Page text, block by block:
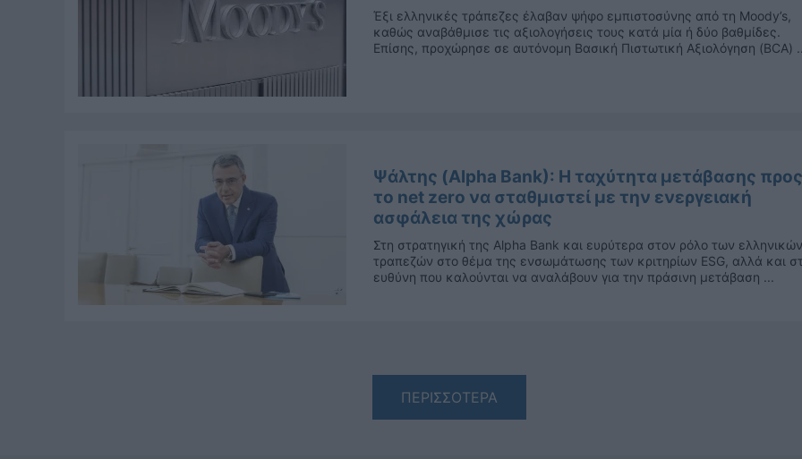
Έξι ελληνικές τράπεζες έλαβαν ψήφο εμπιστοσύνης από τη Moody’s,
καθώς αναβάθμισε τις αξιολογήσεις τους κατά μία ή δύο βαθμίδες.
Επίσης, προχώρησε σε αυτόνομη Βασική Πιστωτική Αξιολόγηση (BCA)
Ψάλτης (Alpha Bank): Η ταχύτητα μετάβασης προς
το net zero να σταθμιστεί με την ενεργειακή
ασφάλεια της χώρας
Στη στρατηγική της Alpha Bank και ευρύτερα στον ρόλο των ελληνικών
τραπεζών στο θέμα της ενσωμάτωσης των κριτηρίων ESG, αλλά και
ευθύνη που καλούνται να αναλάβουν για την πράσινη μετάβαση ...
ΠΕΡΙΣΣΟΤΕΡΑ